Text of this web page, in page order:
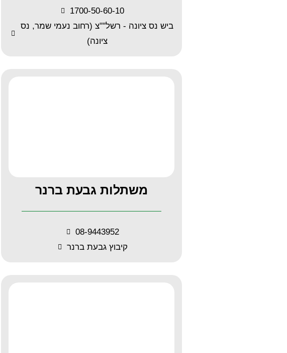
1700-50-60-10
ביש נס ציונה - רשל""צ (רחוב נעמי שמר, נס
ציונה)
משתלות גבעת ברנר
08-9443952
קיבוץ גבעת ברנר